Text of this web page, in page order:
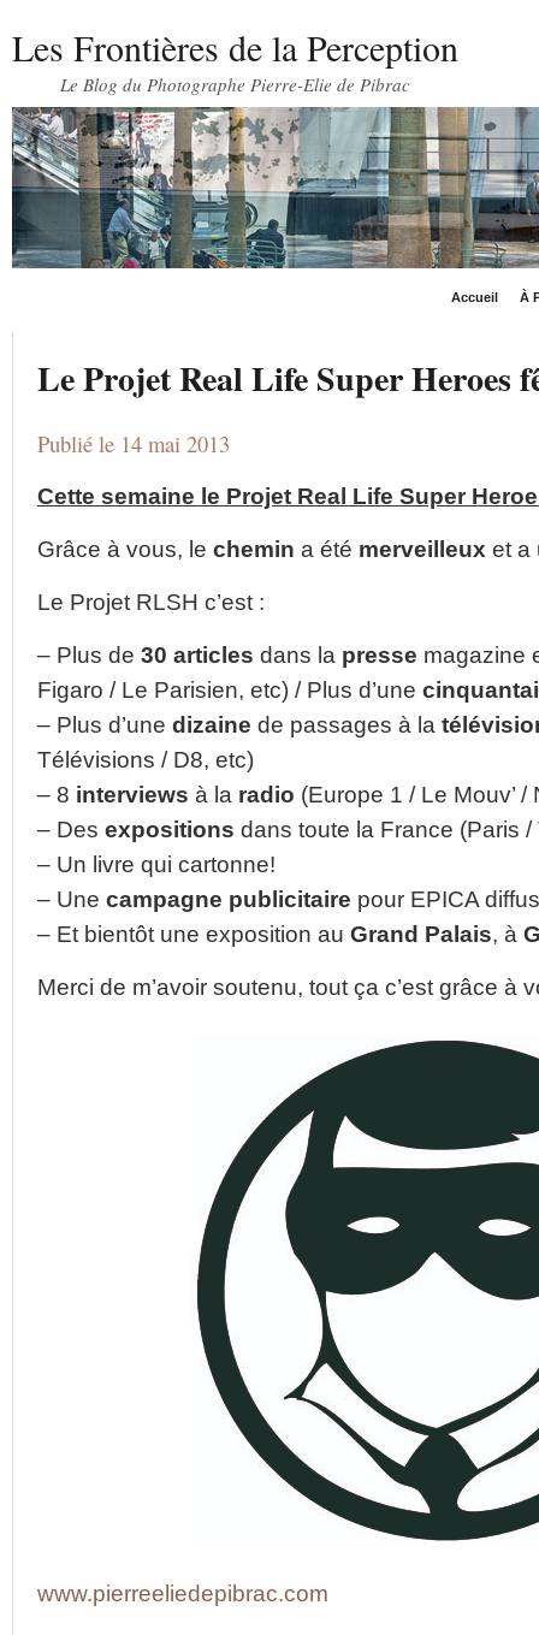
Les Frontières de la Perception
Le Blog du Photographe Pierre-Elie de Pibrac
Accueil À
Le Projet Real Life Super Heroes
Publié le 14 mai 2013
Cette semaine le Projet Real Life Super
Grâce à vous, le chemin a été merveilleux et a
Le Projet RLSH c’est :
– Plus de 30 articles dans la presse magazine
Figaro / Le Parisien, etc) / Plus d’une
– Plus d’une dizaine de passages à la
Télévisions / D8, etc)
– 8 interviews à la radio (Europe 1 / Le Mouv’ /
– Des expositions dans toute la France (Paris
– Un livre qui cartonne!
– Une campagne publicitaire pour EPICA
– Et bientôt une exposition au Grand Palais, à
Merci de m’avoir soutenu, tout ça c’est grâce à
www.pierreeliedepibrac.com